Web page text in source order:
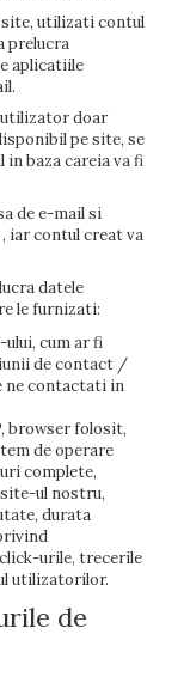
site, utilizati contul
prelucra
aplicatiile
utilizator doar
pe site, se
baza careia va fi
de e-mail si
, iar contul creat va
datele
le furnizati:
cum ar fi
de contact /
ne contactati in
browser folosit,
de operare
complete,
ul nostru,
durata
urile, trecerile
utilizatorilor.
de